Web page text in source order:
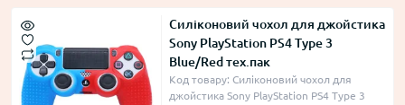
Силіконовий чохол для джойстика
Sony PlayStation PS4 Type 3
Blue/Red тех.пак
Код товару: Силіконовий чохол для
джойстика Sony PlayStation PS4 Type 3